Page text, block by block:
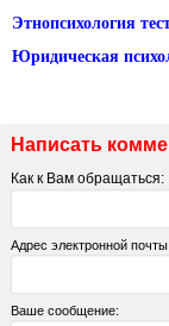
Этнопсихология
Юридическая
Написать
Как к Вам обращаться:
Адрес электронной почты:
Ваше сообщение: